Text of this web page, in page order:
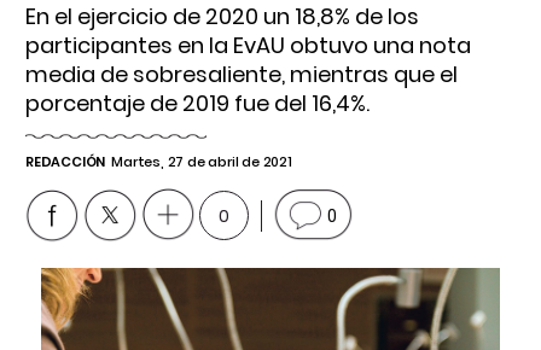
En el ejercicio de 2020 un 18,8% de los
participantes en la EvAU obtuvo una nota
media de sobresaliente, mientras que el
porcentaje de 2019 fue del 16,4%.
REDACCIÓN Martes, 27 de abril de 2021
0 0